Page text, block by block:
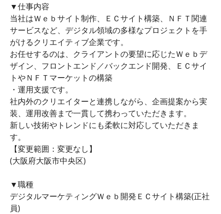
▼仕事内容
当社はＷｅｂサイト制作、ＥＣサイト構築、ＮＦＴ関連
サービスなど、デジタル領域の多様なプロジェクトを手
がけるクリエイティブ企業です。
お任せするのは、クライアントの要望に応じたＷｅｂデ
ザイン、フロントエンド／バックエンド開発、ＥＣサイ
トやＮＦＴマーケットの構築
・運用支援です。
社内外のクリエイターと連携しながら、企画提案から実
装、運用改善まで一貫して携わっていただきます。
新しい技術やトレンドにも柔軟に対応していただきま
す。
【変更範囲：変更なし】
(大阪府大阪市中央区)
▼職種
デジタルマーケティングＷｅｂ開発ＥＣサイト構築(正社
員)